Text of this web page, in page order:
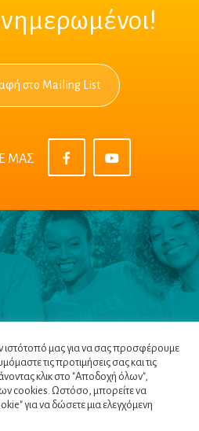
στο Mailing List
ΜΑΣ
μας για να σας προσφέρουμε
τις προτιμήσεις σας και τις
κλικ στο "Αποδοχή όλων",
cookies. Ωστόσο, μπορείτε να
για να δώσετε μια ελεγχόμενη